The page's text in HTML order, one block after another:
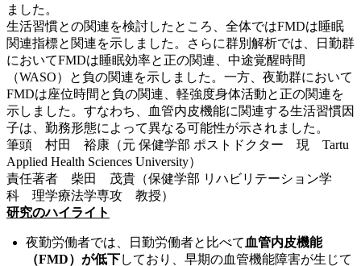
ました。
生活習慣との関連を検討したところ、全体ではFMDは睡眠
関連指標と関連を示しました。さらに群別解析では、日勤群
においてFMDは睡眠効率と正の関連、中途覚醒時間
（WASO）と負の関連を示しました。一方、夜勤群において
FMDは座位時間と負の関連、軽強度身体活動と正の関連を
示しました。すなわち、血管内皮機能に関連する生活習慣因
子は、勤務形態によって異なる可能性が示されました。
筆頭 村田 裕康（元 保健学部 ポストドクター 現 Tartu
Applied Health Sciences University）
責任著者 柴田 茂貴（保健学部 リハビリテーション学
科 理学療法学専攻 教授）
研究のハイライト
夜勤労働者では、日勤労働者と比べて 血管内皮機能
（FMD）が低下しており、早期の血管機能障害が生じて